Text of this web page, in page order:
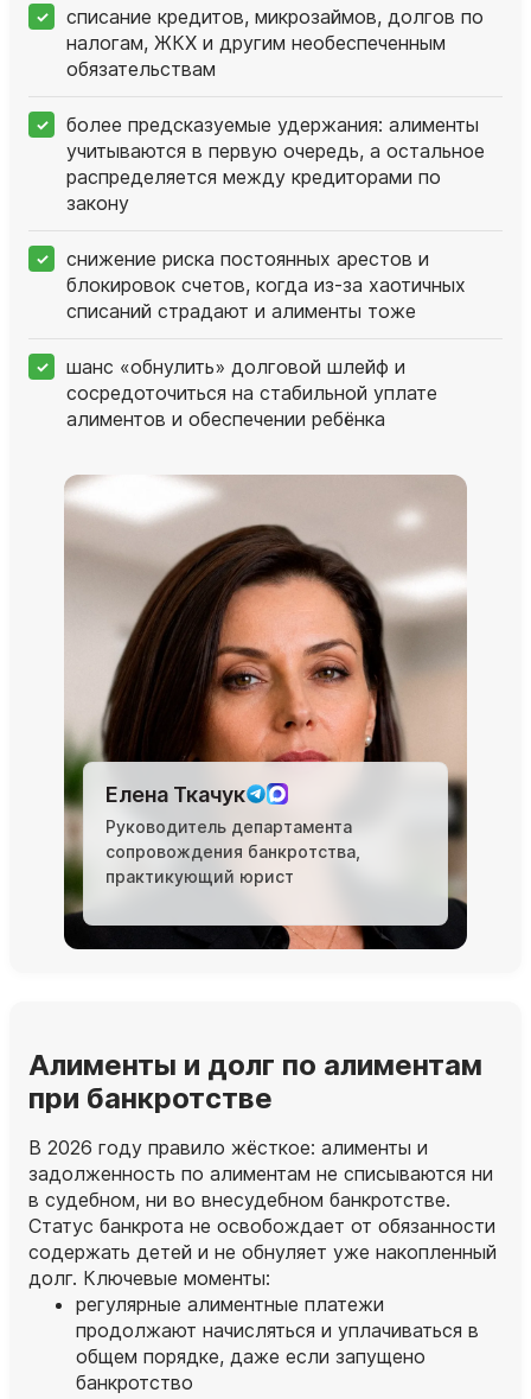
списание кредитов, микрозаймов, долгов по
налогам, ЖКХ и другим необеспеченным
обязательствам
более предсказуемые удержания: алименты
учитываются в первую очередь, а остальное
распределяется между кредиторами по
закону
снижение риска постоянных арестов и
блокировок счетов, когда из‑за хаотичных
списаний страдают и алименты тоже
шанс «обнулить» долговой шлейф и
сосредоточиться на стабильной уплате
алиментов и обеспечении ребёнка
Елена Ткачук
Руководитель департамента
сопровождения банкротства,
практикующий юрист
Алименты и долг по алиментам
при банкротстве
В 2026 году правило жёсткое: алименты и
задолженность по алиментам не списываются ни
в судебном, ни во внесудебном банкротстве.
Статус банкрота не освобождает от обязанности
содержать детей и не обнуляет уже накопленный
долг. Ключевые моменты:
регулярные алиментные платежи
продолжают начисляться и уплачиваться в
общем порядке, даже если запущено
банкротство